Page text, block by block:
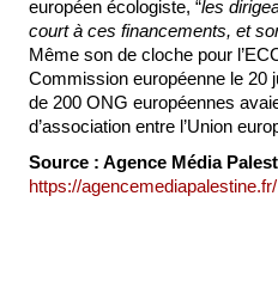
européen écologiste, “les
court à ces financements, et
Même son de cloche pour
Commission européenne le 20
de 200 ONG européennes
d’association entre l’Union
Source : Agence Média
https://